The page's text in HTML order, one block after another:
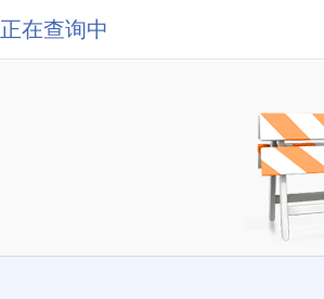
正在查询中